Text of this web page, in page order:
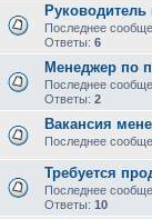
Последнее
Ответы: 6
Менеджер по
Последнее
Ответы: 2
Вакансия
Последнее
Требуется
Последнее
Ответы: 10